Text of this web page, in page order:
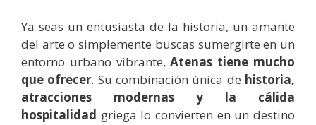
Ya seas un entusiasta de la historia, un amante
del arte o simplemente buscas sumergirte en un
entorno urbano vibrante,Atenas tiene mucho
que ofrecer. Su combinación única de historia,
atracciones modernas y la cálida
hospitalidad griega lo convierten en un destino